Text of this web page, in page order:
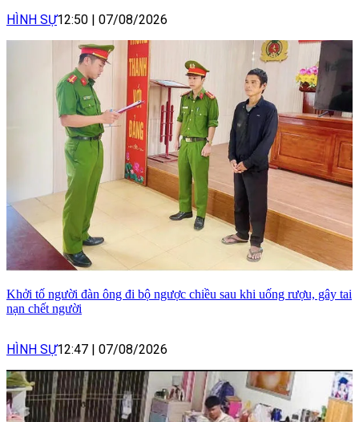
HÌNH SỰ12:50 | 07/08/2026
Khởi tố người đàn ông đi bộ ngược chiều sau khi uống rượu, gây tai
nạn chết người
HÌNH SỰ12:47 | 07/08/2026